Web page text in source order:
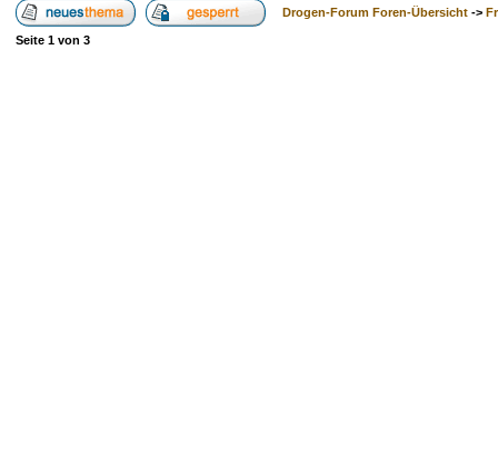
Drogen-Forum Foren-Übersicht ->
Seite 1 von 3